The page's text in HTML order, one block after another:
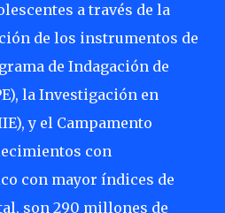
a través de la
de los instrumentos de
de Indagación de
la Investigación en
y el Campamento
con
con mayor índices de
son 290 millones de